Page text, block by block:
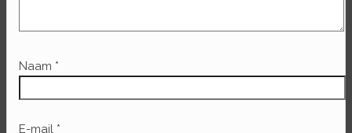
Naam *
E-mail *